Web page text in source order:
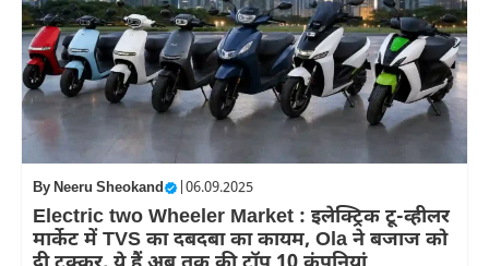
ByNeeru Sheokand 06.09.2025
Electric two Wheeler Market : इलेक्ट्रिक टू-व्हीलर
मार्केट में TVS का दबदबा का कायम, Ola ने बजाज को